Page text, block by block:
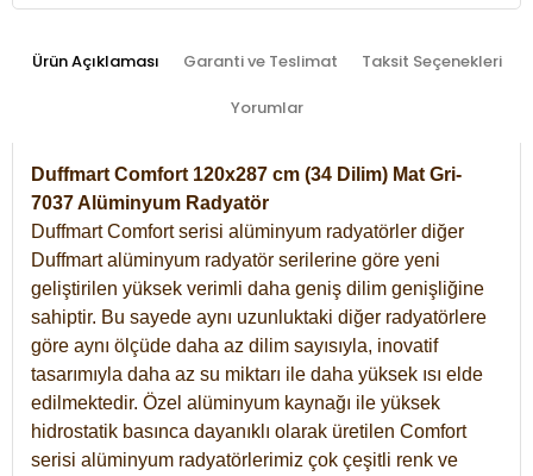
Ürün Açıklaması Garanti ve Teslimat Taksit Seçenekleri
Yorumlar
Duffmart Comfort 120x287 cm (34 Dilim) Mat Gri-
7037 Alüminyum Radyatör
Duffmart Comfort serisi alüminyum radyatörler diğer
Duffmart alüminyum radyatör serilerine göre yeni
geliştirilen yüksek verimli daha geniş dilim genişliğine
sahiptir. Bu sayede aynı uzunluktaki diğer radyatörlere
göre aynı ölçüde daha az dilim sayısıyla, inovatif
tasarımıyla daha az su miktarı ile daha yüksek ısı elde
edilmektedir. Özel alüminyum kaynağı ile yüksek
hidrostatik basınca dayanıklı olarak üretilen Comfort
serisi alüminyum radyatörlerimiz çok çeşitli renk ve